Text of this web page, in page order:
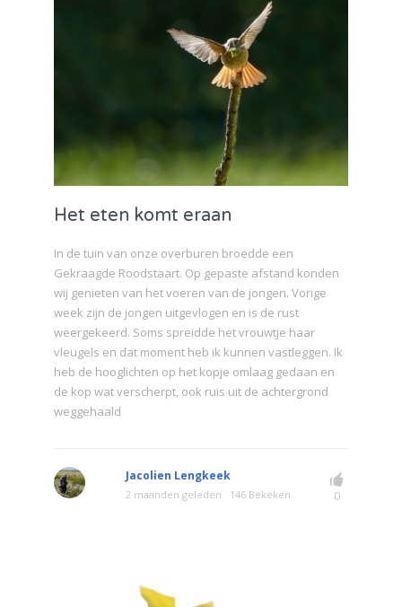
Het eten komt eraan
In de tuin van onze overburen broedde een
Gekraagde Roodstaart. Op gepaste afstand konden
wij genieten van het voeren van de jongen. Vorige
week zijn de jongen uitgevlogen en is de rust
weergekeerd. Soms spreidde het vrouwtje haar
vleugels en dat moment heb ik kunnen vastleggen. Ik
heb de hooglichten op het kopje omlaag gedaan en
de kop wat verscherpt, ook ruis uit de achtergrond
weggehaald
Jacolien Lengkeek
2 maanden geleden 146 Bekeken 0